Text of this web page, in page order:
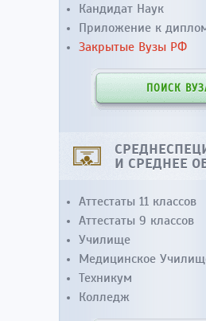
Кандидат Наук
Приложение к
Закрытые Вузы РФ
ПОИСК
И СРЕДНЕЕ
Аттестаты 11 классов
Аттестаты 9 классов
Училище
Медицинское
Техникум
Колледж